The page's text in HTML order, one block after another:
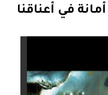
في أعناقنا